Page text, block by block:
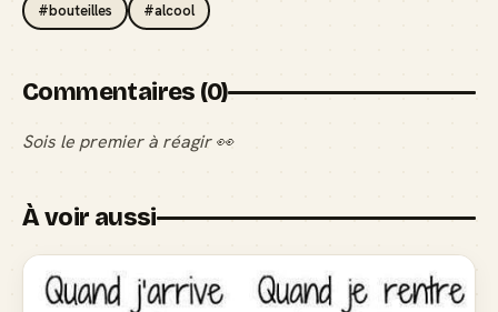
#bouteilles #alcool
Commentaires (0)
Sois le premier à réagir 👀
À voir aussi